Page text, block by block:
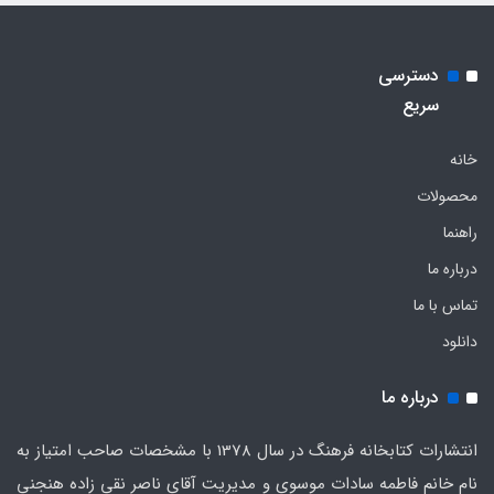
دسترسی
سریع
خانه
محصولات
راهنما
درباره ما
تماس با ما
دانلود
درباره ما
انتشارات کتابخانه فرهنگ در سال 1378 با مشخصات صاحب امتیاز به
نام خانم فاطمه سادات موسوی و مدیریت آقای ناصر نقی زاده هنجنی